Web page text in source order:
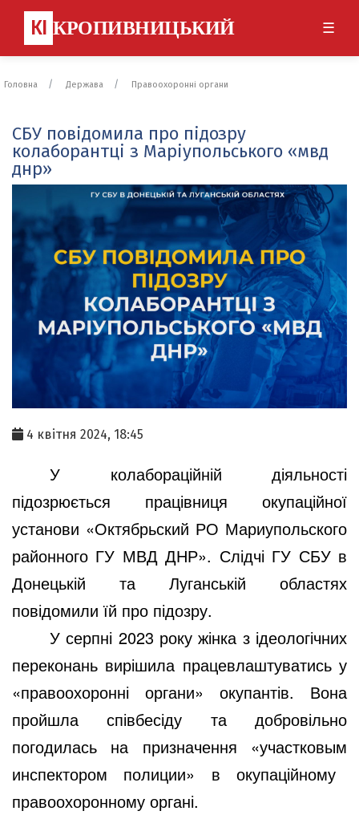
КІ КРОПИВНИЦЬКИЙ ☰
Головна Держава Правоохоронні органи
СБУ повідомила про підозру
колаборантці з Маріупольського «мвд
днр»
4 квітня 2024, 18:45
У колабораційній діяльності
підозрюється працівниця окупаційної
установи «Октябрьский РО Мариупольского
районного ГУ МВД ДНР». Слідчі ГУ СБУ в
Донецькій та Луганській областях
повідомили їй про підозру.
У серпні 2023 року жінка з ідеологічних
переконань вирішила працевлаштуватись у
«правоохоронні органи» окупантів. Вона
пройшла співбесіду та добровільно
погодилась на призначення «участковым
инспектором полиции» в окупаційному
правоохоронному органі.